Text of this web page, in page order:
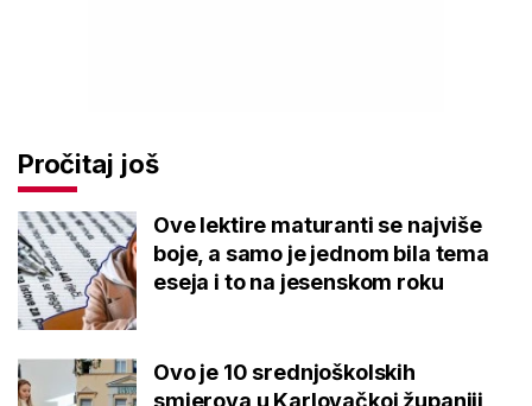
Pročitaj još
Ove lektire maturanti se najviše
boje, a samo je jednom bila tema
eseja i to na jesenskom roku
Ovo je 10 srednjoškolskih
smjerova u Karlovačkoj županiji